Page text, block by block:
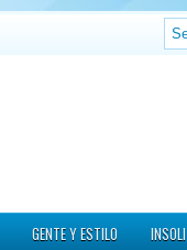
GENTE Y ESTILO